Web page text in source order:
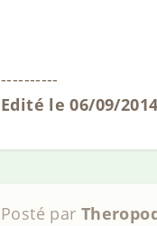
----------
Edité le 06/09/
Posté par